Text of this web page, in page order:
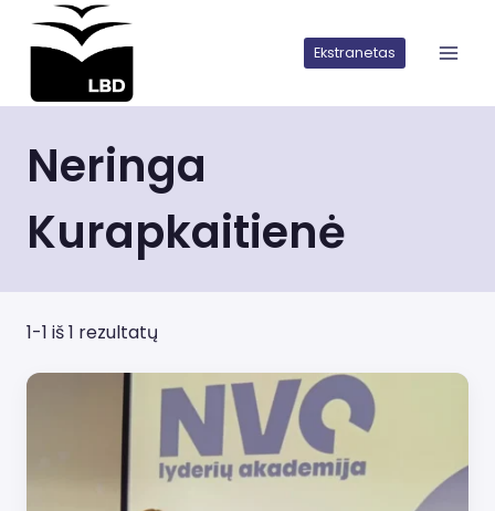
pereiti
turinio
Ekstranetas
Neringa
Kurapkaitienė
1-1 iš 1 rezultatų